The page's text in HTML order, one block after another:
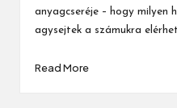
anyagcseréje – hogy milyen
agysejtek a számukra
Read More